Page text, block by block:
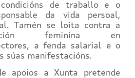
de traballo e o
da vida persoal,
Tamén se loita contra a
feminina en
a fenda salarial e o
súas manifestacións.
apoios a Xunta pretende